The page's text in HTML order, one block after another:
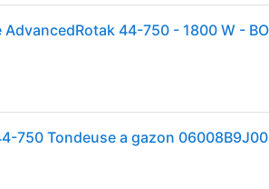
750 Tondeuse a gazon 06008B9J00